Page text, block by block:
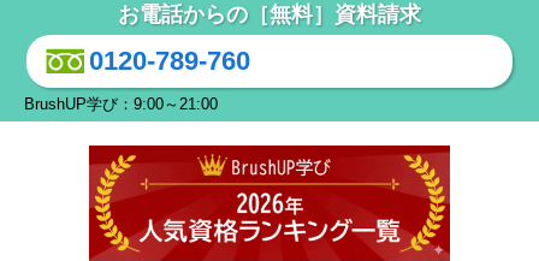
お電話からの［無料］資料請求
0120-789-760
BrushUP学び：9:00～21:00